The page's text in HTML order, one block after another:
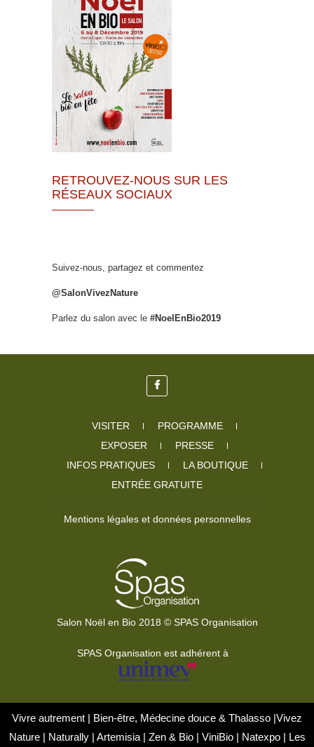
RETROUVEZ-NOUS SUR LES
RÉSEAUX SOCIAUX
Suivez-nous, partagez et commentez
@SalonVivezNature
Parlez du salon avec le #NoelEnBio2019
VISITER
PROGRAMME
EXPOSER
PRESSE
INFOS PRATIQUES
LA BOUTIQUE
ENTRÉE GRATUITE
Mentions légales et données personnelles
Salon Noël en Bio 2018 © SPAS Organisation
SPAS Organisation est adhérent à
Vivre autrement | Bien-être, Médecine douce & Thalasso |Vivez
Nature | Naturally | Artemisia | Zen & Bio | ViniBio | Natexpo | Les